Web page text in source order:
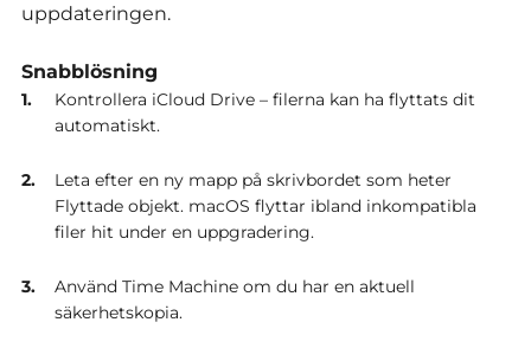
uppdateringen.
Snabblösning
Kontrollera iCloud Drive – filerna kan ha flyttats dit
automatiskt.
Leta efter en ny mapp på skrivbordet som heter
Flyttade objekt. macOS flyttar ibland inkompatibla
filer hit under en uppgradering.
Använd Time Machine om du har en aktuell
säkerhetskopia.